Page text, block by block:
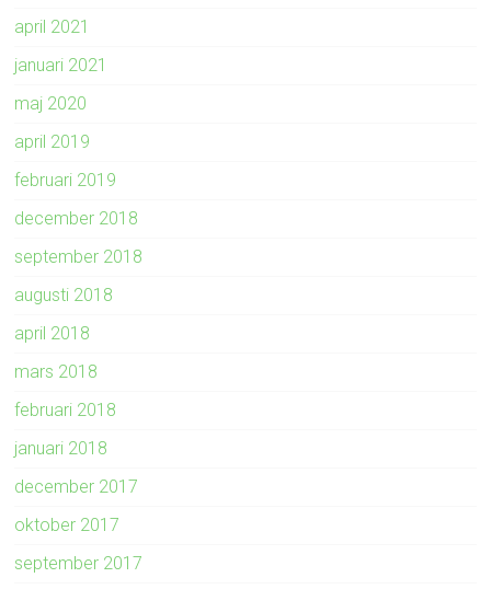
april 2021
januari 2021
maj 2020
april 2019
februari 2019
december 2018
september 2018
augusti 2018
april 2018
mars 2018
februari 2018
januari 2018
december 2017
oktober 2017
september 2017